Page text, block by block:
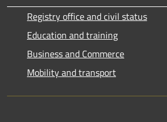
Registry office and civil status
Education and training
Business and Commerce
Mobility and transport